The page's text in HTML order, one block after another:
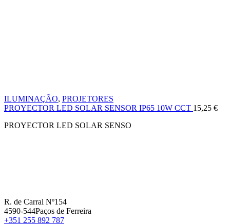
ILUMINAÇÃO, PROJETORES
PROYECTOR LED SOLAR SENSOR IP65 10W CCT 15,25 €
PROYECTOR LED SOLAR SENSO
R. de Carral Nº154
4590-544Paços de Ferreira
+351 255 892 787